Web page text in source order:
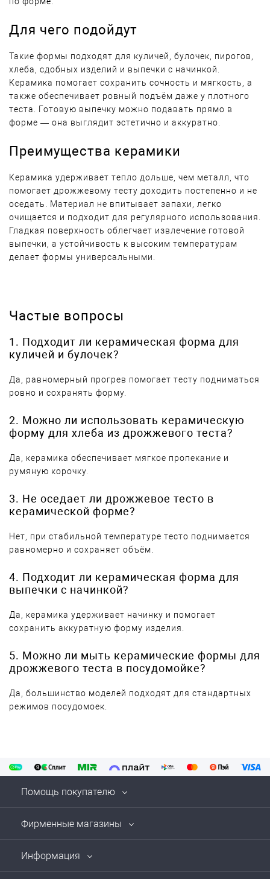
Для чего подойдут
Такие формы подходят для куличей, булочек, пирогов,
хлеба, сдобных изделий и выпечки с начинкой.
Керамика помогает сохранить сочность и мягкость, а
также обеспечивает ровный подъём даже у плотного
теста. Готовую выпечку можно подавать прямо в
форме — она выглядит эстетично и аккуратно.
Преимущества керамики
Керамика удерживает тепло дольше, чем металл, что
помогает дрожжевому тесту доходить постепенно и не
оседать. Материал не впитывает запахи, легко
очищается и подходит для регулярного использования.
Гладкая поверхность облегчает извлечение готовой
выпечки, а устойчивость к высоким температурам
делает формы универсальными.
Частые вопросы
1. Подходит ли керамическая форма для
куличей и булочек?
Да, равномерный прогрев помогает тесту подниматься
ровно и сохранять форму.
2. Можно ли использовать керамическую
форму для хлеба из дрожжевого теста?
Да, керамика обеспечивает мягкое пропекание и
румяную корочку.
3. Не оседает ли дрожжевое тесто в
керамической форме?
Нет, при стабильной температуре тесто поднимается
равномерно и сохраняет объём.
4. Подходит ли керамическая форма для
выпечки с начинкой?
Да, керамика удерживает начинку и помогает
сохранить аккуратную форму изделия.
5. Можно ли мыть керамические формы для
дрожжевого теста в посудомойке?
Да, большинство моделей подходят для стандартных
режимов посудомоек.
Помощь покупателю
Фирменные магазины
Информация